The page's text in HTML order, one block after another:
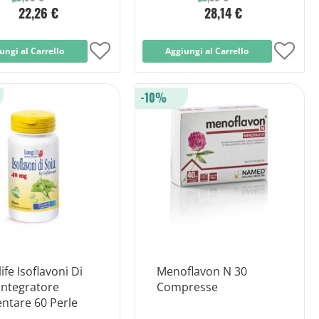
22,26 €
al Carrello
Aggiungi
28,14 €
Aggiungi al Carrello
Isoflavoni Di
60 Perle
Menoflavon N 30
Compresse
-10%